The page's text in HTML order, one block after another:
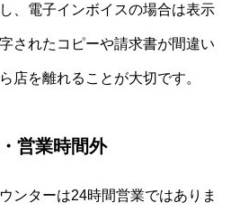
、電子インボイスの場合は表示
されたコピーや請求書が間違い
店を離れることが大切です。
営業時間外
ンターは24時間営業ではありま